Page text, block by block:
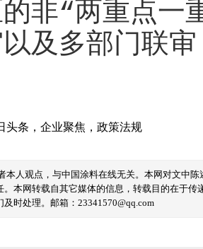
非“两重点一
及多部门联
头条 ， 企业聚焦 ， 政策法规
本人观点，与中国涂料在线无关。本网对文中
。本网转载自其它媒体的信息，转载目的在于
时处理。邮箱：23341570@qq.com